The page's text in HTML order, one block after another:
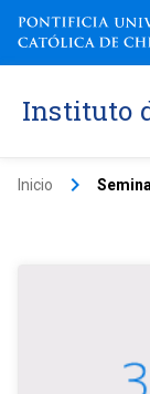
Instituto
Inicio keyboard_arrow_right